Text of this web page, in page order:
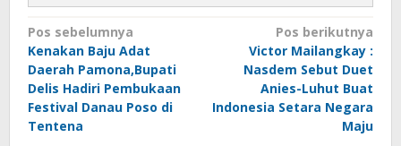
Navigasi
pos
Pos sebelumnya
Kenakan Baju Adat
Daerah Pamona,Bupati
Delis Hadiri Pembukaan
Festival Danau Poso di
Tentena
Pos berikutnya
Victor Mailangkay :
Nasdem Sebut Duet
Anies-Luhut Buat
Indonesia Setara Negara
Maju